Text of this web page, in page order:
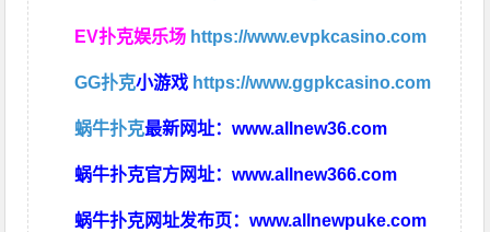
EV扑克娱乐场 https://www.evpkcasino.com
GG扑克小游戏 https://www.ggpkcasino.com
蜗牛扑克最新网址：www.allnew36.com
蜗牛扑克官方网址：www.allnew366.com
蜗牛扑克网址发布页：www.allnewpuke.com